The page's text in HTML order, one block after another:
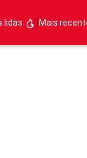
lidas |Mais